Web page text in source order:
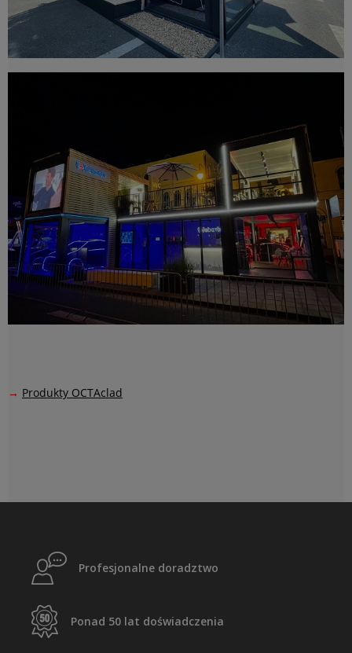
→ Produkty OCTAclad
Profesjonalne doradztwo
Ponad 50 lat doświadczenia